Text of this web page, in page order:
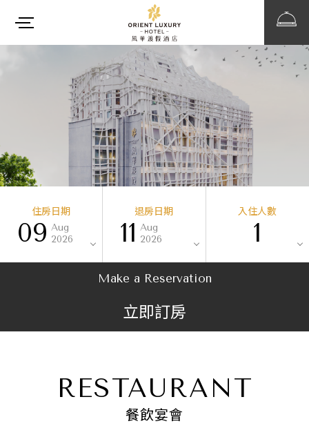
住房日期
09 Aug
2026
退房日期
11 Aug
2026
入住人數
1
Make a Reservation
立即訂房
RESTAURANT
餐飲宴會